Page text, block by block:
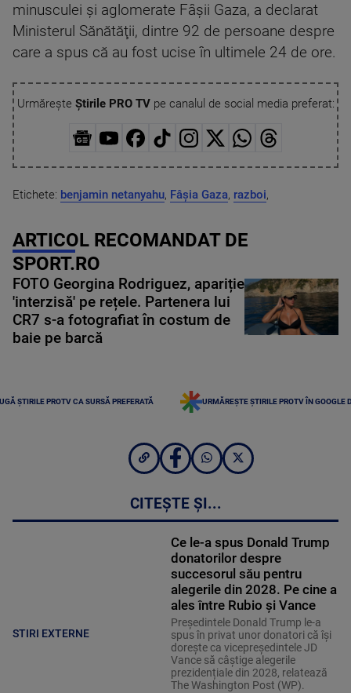
minusculei şi aglomerate Fâşii Gaza, a declarat
Ministerul Sănătăţii, dintre 92 de persoane despre
care a spus că au fost ucise în ultimele 24 de ore.
Urmărește Știrile PRO TVpe canalul de social media preferat:
Etichete: benjamin netanyahu, Fâșia Gaza, razboi,
ARTICOL RECOMANDAT DE
SPORT.RO
FOTO Georgina Rodriguez, apariție
'interzisă' pe rețele. Partenera lui
CR7 s-a fotografiat în costum de
baie pe barcă
ȘTIRILE PROTV CA SURSĂ PREFERATĂ URMĂREȘTE ȘTIRILE PROTV ÎN GOOGLE
CITEȘTE ȘI...
STIRI EXTERNE
Ce le-a spus Donald Trump
donatorilor despre
succesorul său pentru
alegerile din 2028. Pe cine a
ales între Rubio și Vance
Președintele Donald Trump le-a
spus în privat unor donatori că își
dorește ca vicepreședintele JD
Vance să câștige alegerile
prezidențiale din 2028, relatează
The Washington Post (WP).